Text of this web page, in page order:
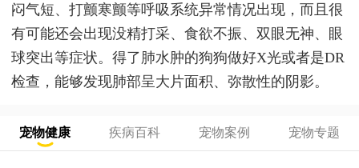
闷气短、打颤寒颤等呼吸系统异常情况出现，而且很
有可能还会出现没精打采、食欲不振、双眼无神、眼
球突出等症状。得了肺水肿的狗狗做好X光或者是DR
检查，能够发现肺部呈大片面积、弥散性的阴影。
宠物健康 疾病百科 宠物案例 宠物专题